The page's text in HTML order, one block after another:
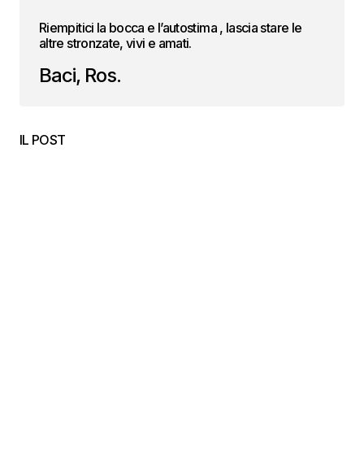
Riempitici la bocca e l’autostima , lascia stare le
altre stronzate, vivi e amati.
Baci, Ros.
IL POST